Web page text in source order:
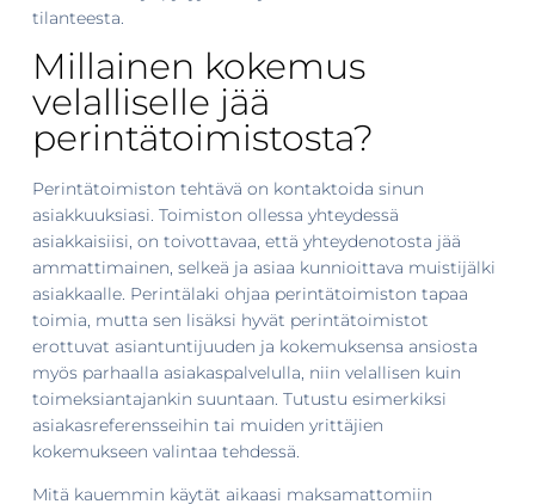
tilanteesta.
Millainen kokemus
velalliselle jää
perintätoimistosta?
Perintätoimiston tehtävä on kontaktoida sinun
asiakkuuksiasi. Toimiston ollessa yhteydessä
asiakkaisiisi, on toivottavaa, että yhteydenotosta jää
ammattimainen, selkeä ja asiaa kunnioittava muistijälki
asiakkaalle. Perintälaki ohjaa perintätoimiston tapaa
toimia, mutta sen lisäksi hyvät perintätoimistot
erottuvat asiantuntijuuden ja kokemuksensa ansiosta
myös parhaalla asiakaspalvelulla, niin velallisen kuin
toimeksiantajankin suuntaan. Tutustu esimerkiksi
asiakasreferensseihin tai muiden yrittäjien
kokemukseen valintaa tehdessä.
Mitä kauemmin käytät aikaasi maksamattomiin